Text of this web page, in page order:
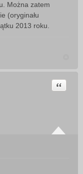
Można zatem
(oryginału
2013 roku.
Cytuj